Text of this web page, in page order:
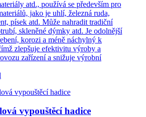
atd., používá se především pro
jako je uhlí, železná ruda,
písek atd. Může nahradit tradiční
skleněné dýmky atd. Je odolnější
korozi a méně náchylný k
zlepšuje efektivitu výroby a
zařízení a snižuje výrobní
vypouštěcí hadice